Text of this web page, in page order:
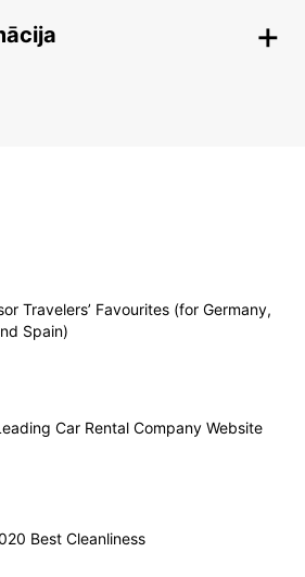
Travelers’ Favourites (for Germany,
Spain)
Car Rental Company Website
Best Cleanliness